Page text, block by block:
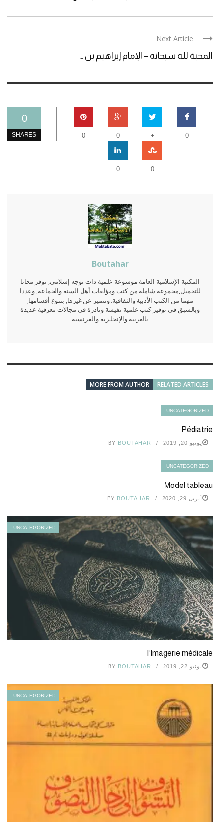
Next Article
المحبة لله سبحانه – الإمام إبراهيم بن ...
0
SHARES 0
+
0
0
0
0
Boutahar
المكتبة الإسلامية العامة موسوعة علمية ذات توجه إسلامي, توفر مجانا
للتحميل,مجموعة شاملة من كتب ومؤلفات أهل السنة والجماعة, وعددا
مهما من الكتب الأدبية والثقافية. وتتميز عن غيرها, بتنوع أقسامها,
وبالسبق في توفير كتب علمية نفيسة ونادرة في مجالات معرفية عديدة
بالعربية والإنجليزية والفرنسية
RELATED ARTICLES
MORE FROM AUTHOR
UNCATEGORIZED
Pédiatrie
يونيو 20, 2019 BY BOUTAHAR
UNCATEGORIZED
Model tableau
أبريل 29, 2020 BY BOUTAHAR
UNCATEGORIZED
l’Imagerie médicale
يونيو 22, 2019 BY BOUTAHAR
UNCATEGORIZED